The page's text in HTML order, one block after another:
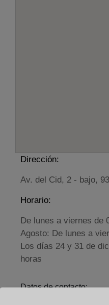
Dirección:
Av. del Cid, 2 - bajo,
Horario:
De lunes a viernes de
Agosto: De lunes a
Los días 24 y 31 de
horas
Datos de contacto: